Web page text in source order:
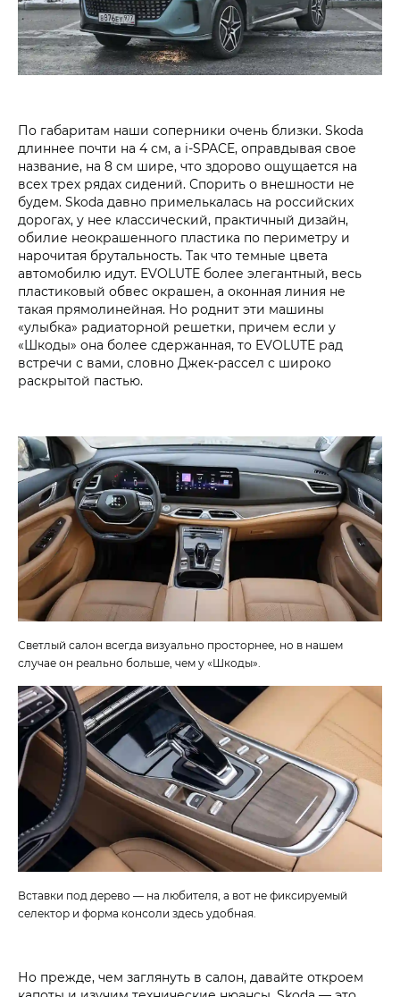
По габаритам наши соперники очень близки. Skoda
длиннее почти на 4 см, а i‑SPACE, оправдывая свое
название, на 8 см шире, что здорово ощущается на
всех трех рядах сидений. Спорить о внешности не
будем. Skoda давно примелькалась на российских
дорогах, у нее классический, практичный дизайн,
обилие неокрашенного пластика по периметру и
нарочитая брутальность. Так что темные цвета
автомобилю идут. EVOLUTE более элегантный, весь
пластиковый обвес окрашен, а оконная линия не
такая прямолинейная. Но роднит эти машины
«улыбка» радиаторной решетки, причем если у
«Шкоды» она более сдержанная, то EVOLUTE рад
встречи с вами, словно Джек-рассел с широко
раскрытой пастью.
Светлый салон всегда визуально просторнее, но в нашем
случае он реально больше, чем у «Шкоды».
Вставки под дерево — на любителя, а вот не фиксируемый
селектор и форма консоли здесь удобная.
Но прежде, чем заглянуть в салон, давайте откроем